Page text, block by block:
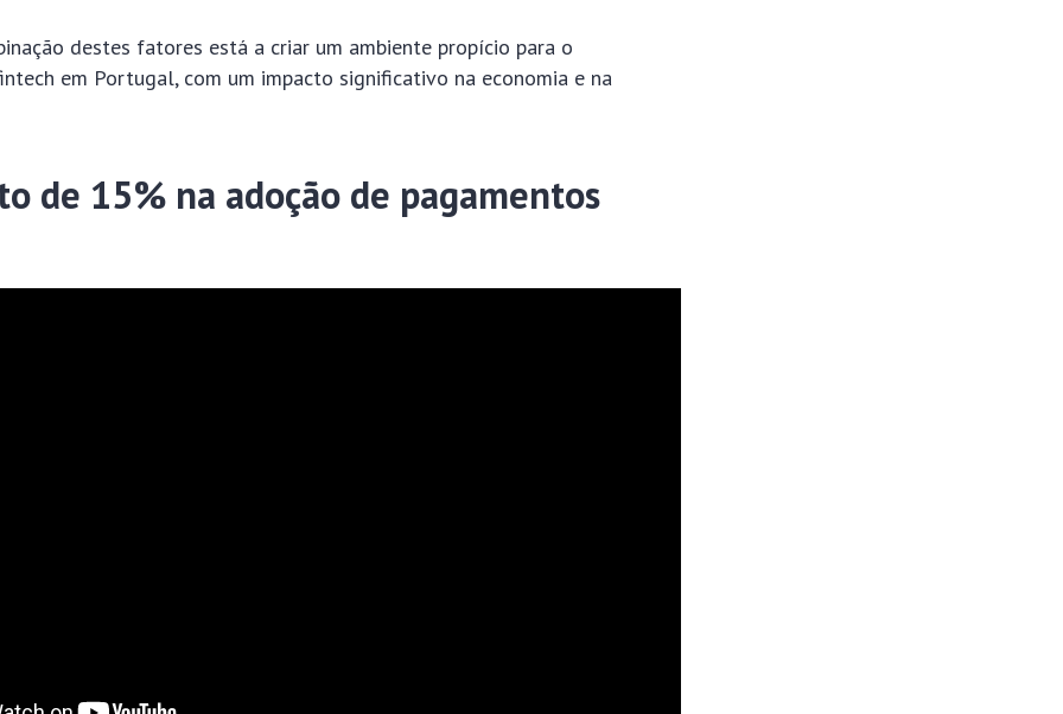
destes fatores está a criar um ambiente propício para o
em Portugal, com um impacto significativo na economia e na
de 15% na adoção de pagamentos